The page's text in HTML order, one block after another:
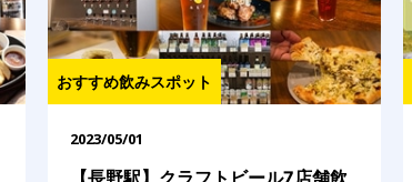
おすすめ飲みスポット
2023/05/01
【長野駅】クラフトビール7店舗飲